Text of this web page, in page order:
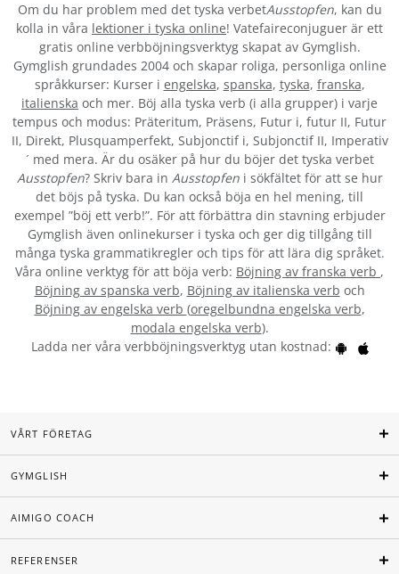
Om du har problem med det tyska verbetAusstopfen, kan du
kolla in våra lektioner i tyska online! Vatefaireconjuguer är ett
gratis online verbböjningsverktyg skapat av Gymglish.
Gymglish grundades 2004 och skapar roliga, personliga online
språkkurser: Kurser i engelska, spanska, tyska, franska,
italienska och mer. Böj alla tyska verb (i alla grupper) i varje
tempus och modus: Präteritum, Präsens, Futur i, futur II, Futur
II, Direkt, Plusquamperfekt, Subjonctif i, Subjonctif II, Imperativ
´ med mera. Är du osäker på hur du böjer det tyska verbet
Ausstopfen? Skriv bara in Ausstopfeni sökfältet för att se hur
det böjs på tyska. Du kan också böja en hel mening, till
exempel ”böj ett verb!”. För att förbättra din stavning erbjuder
Gymglish även onlinekurser i tyska och ger dig tillgång till
många tyska grammatikregler och tips för att lära dig språket.
Våra online verktyg för att böja verb: Böjning av franska verb ,
Böjning av spanska verb, Böjning av italienska verb och
Böjning av engelska verb (oregelbundna engelska verb,
modala engelska verb).
Ladda ner våra verbböjningsverktyg utan kostnad:
VÅRT FÖRETAG
GYMGLISH
AIMIGO COACH
REFERENSER